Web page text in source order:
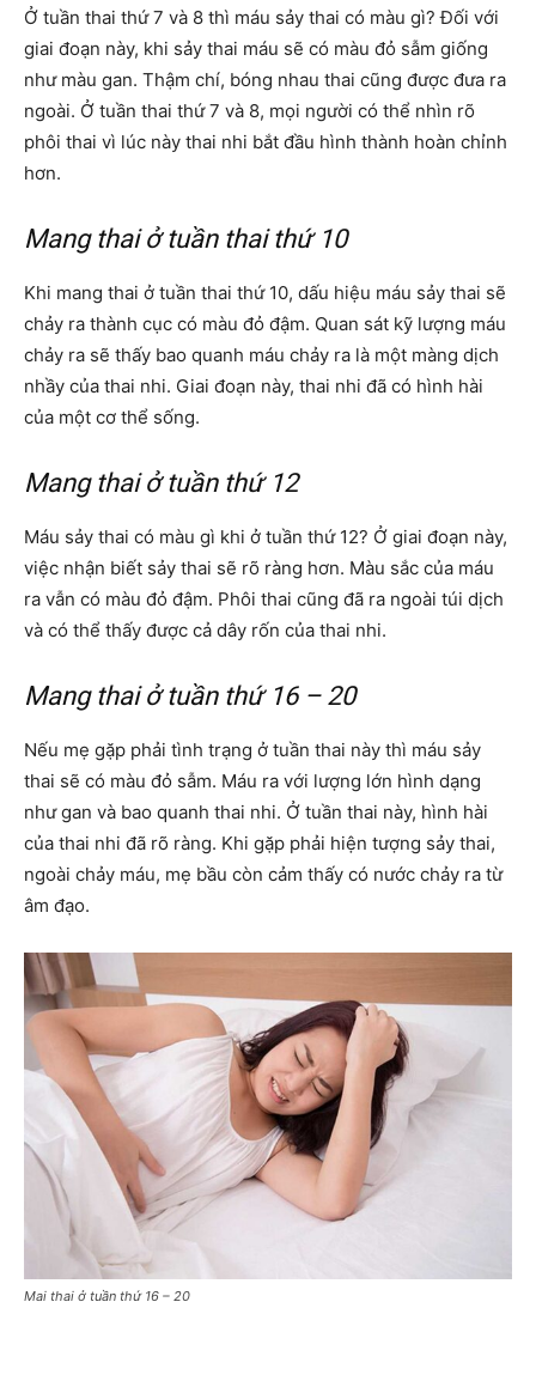
Ở tuần thai thứ 7 và 8 thì máu sảy thai có màu gì? Đối với
giai đoạn này, khi sảy thai máu sẽ có màu đỏ sẫm giống
như màu gan. Thậm chí, bóng nhau thai cũng được đưa ra
ngoài. Ở tuần thai thứ 7 và 8, mọi người có thể nhìn rõ
phôi thai vì lúc này thai nhi bắt đầu hình thành hoàn chỉnh
hơn.
Mang thai ở tuần thai thứ 10
Khi mang thai ở tuần thai thứ 10, dấu hiệu máu sảy thai sẽ
chảy ra thành cục có màu đỏ đậm. Quan sát kỹ lượng máu
chảy ra sẽ thấy bao quanh máu chảy ra là một màng dịch
nhầy của thai nhi. Giai đoạn này, thai nhi đã có hình hài
của một cơ thể sống.
Mang thai ở tuần thứ 12
Máu sảy thai có màu gì khi ở tuần thứ 12? Ở giai đoạn này,
việc nhận biết sảy thai sẽ rõ ràng hơn. Màu sắc của máu
ra vẫn có màu đỏ đậm. Phôi thai cũng đã ra ngoài túi dịch
và có thể thấy được cả dây rốn của thai nhi.
Mang thai ở tuần thứ 16 – 20
Nếu mẹ gặp phải tình trạng ở tuần thai này thì máu sảy
thai sẽ có màu đỏ sẫm. Máu ra với lượng lớn hình dạng
như gan và bao quanh thai nhi. Ở tuần thai này, hình hài
của thai nhi đã rõ ràng. Khi gặp phải hiện tượng sảy thai,
ngoài chảy máu, mẹ bầu còn cảm thấy có nước chảy ra từ
âm đạo.
Mai thai ở tuần thứ 16 – 20